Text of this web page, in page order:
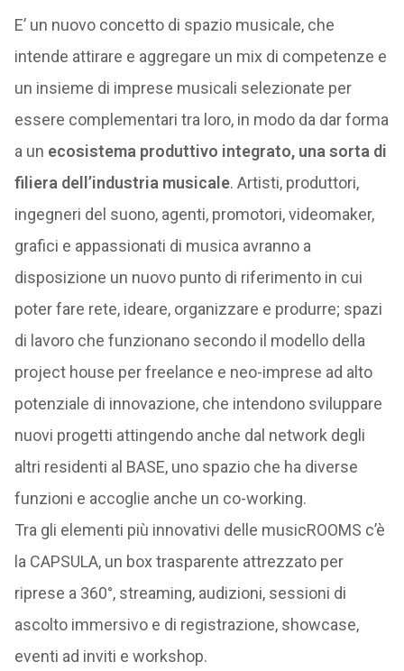
E’ un nuovo concetto di spazio musicale, che
intende attirare e aggregare un mix di competenze e
un insieme di imprese musicali selezionate per
essere complementari tra loro, in modo da dar forma
a un ecosistema produttivo integrato, una sorta di
filiera dell’industria musicale. Artisti, produttori,
ingegneri del suono, agenti, promotori, videomaker,
grafici e appassionati di musica avranno a
disposizione un nuovo punto di riferimento in cui
poter fare rete, ideare, organizzare e produrre; spazi
di lavoro che funzionano secondo il modello della
project house per freelance e neo-imprese ad alto
potenziale di innovazione, che intendono sviluppare
nuovi progetti attingendo anche dal network degli
altri residenti al BASE, uno spazio che ha diverse
funzioni e accoglie anche un co-working.
Tra gli elementi più innovativi delle musicROOMS c’è
la CAPSULA, un box trasparente attrezzato per
riprese a 360°, streaming, audizioni, sessioni di
ascolto immersivo e di registrazione, showcase,
eventi ad inviti e workshop.